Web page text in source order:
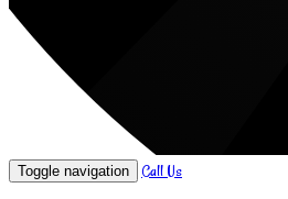
Toggle navigation
Call Us